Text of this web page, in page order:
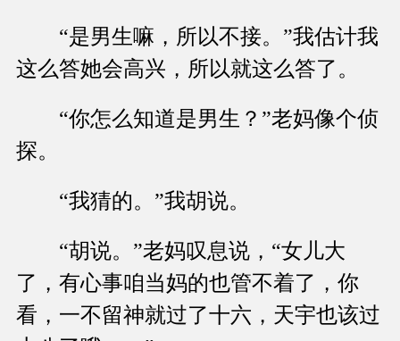
“是男生嘛，所以不接。”我估计我
这么答她会高兴，所以就这么答了。
“你怎么知道是男生？”老妈像个侦
探。
“我猜的。”我胡说。
“胡说。”老妈叹息说，“女儿大
了，有心事咱当妈的也管不着了，你
看，一不留神就过了十六，天宇也该过